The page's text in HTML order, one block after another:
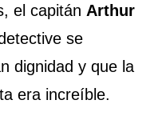
el capitán Arthur
se
dignidad y que la
era increíble.